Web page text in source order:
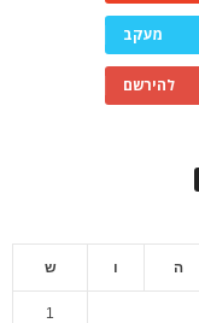
מעקב
להירשם
ה ו ש
1